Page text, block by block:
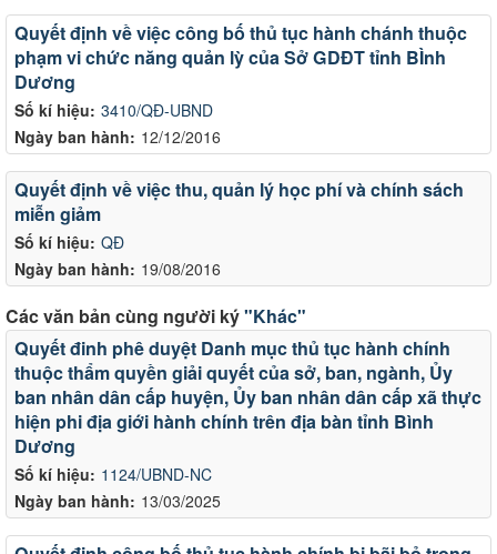
Số kí hiệu: 3410/QĐ-UBND
Ngày ban hành: 12/12/2016
Quyết định về việc công bố thủ tục hành chánh thuộc
phạm vi chức năng quản lỳ của Sở GDĐT tỉnh BÌnh
Dương
Số kí hiệu: QĐ
Ngày ban hành: 19/08/2016
Quyết định về việc thu, quản lý học phí và chính sách
miễn giảm
Các văn bản cùng người ký"Khác"
Số kí hiệu: 1124/UBND-NC
Ngày ban hành: 13/03/2025
Quyết đinh phê duyệt Danh mục thủ tục hành chính
thuộc thẩm quyền giải quyết của sở, ban, ngành, Ủy
ban nhân dân cấp huyện, Ủy ban nhân dân cấp xã thực
hiện phi địa giới hành chính trên địa bàn tỉnh Bình
Dương